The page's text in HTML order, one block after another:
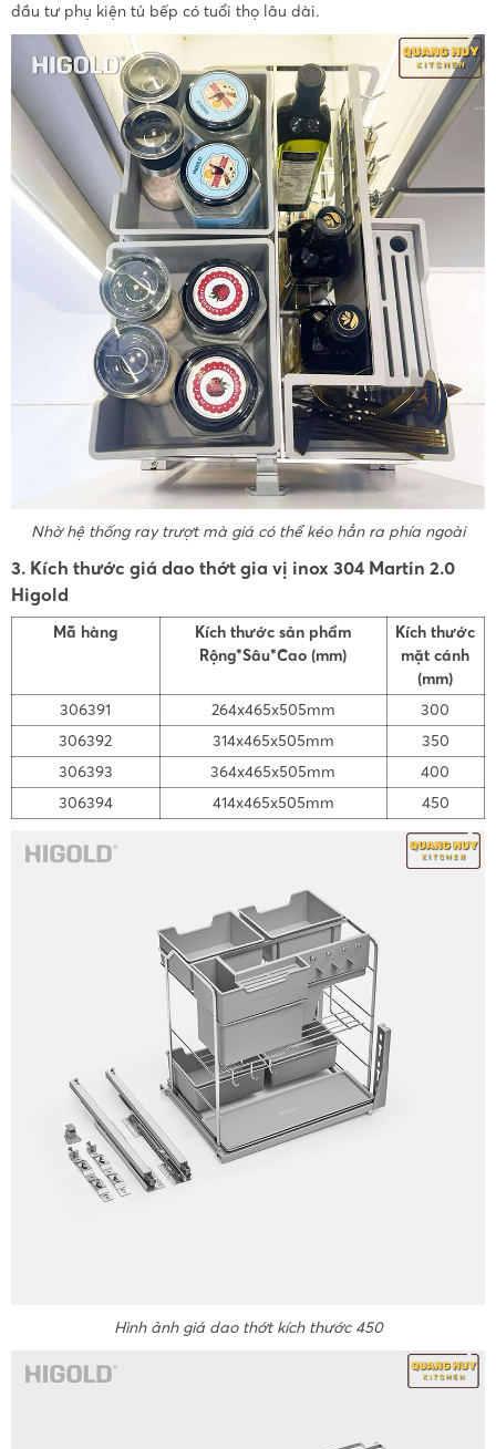
đầu tư phụ kiện tủ bếp có tuổi thọ lâu dài.
Nhờ hệ thống ray trượt mà giá có thể kéo hẳn ra phía ngoài
3. Kích thước giá dao thớt gia vị inox 304 Martin 2.0
Higold
Mã hàng
Kích thước sản phẩm
Rộng*Sâu*Cao (mm)
Kích thước
mặt cánh
(mm)
306391
264x465x505mm
300
306392
314x465x505mm
350
306393
364x465x505mm
400
306394
414x465x505mm 450
Hình ảnh giá dao thớt kích thước 450